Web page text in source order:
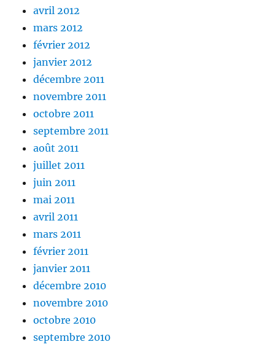
avril 2012
mars 2012
février 2012
janvier 2012
décembre 2011
novembre 2011
octobre 2011
septembre 2011
août 2011
juillet 2011
juin 2011
mai 2011
avril 2011
mars 2011
février 2011
janvier 2011
décembre 2010
novembre 2010
octobre 2010
septembre 2010